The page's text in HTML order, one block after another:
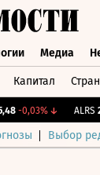
Медиа
Капитал
-0,03%↓ ALRS
Выбор